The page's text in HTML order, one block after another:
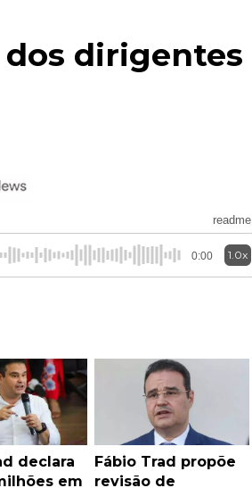
dirigentes
readme
0:00 1.0x
declara
em
Fábio Trad propõe
revisão de